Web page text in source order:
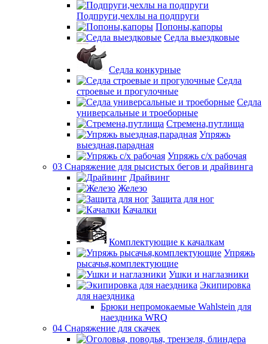
Подпруги,чехлы на подпруги
Попоны,капоры
Седла выездковые
Седла конкурные
Седла
строевые и прогулочные
Седла
универсальные и троеборные
Стремена,путлища
Упряжь
выездная,парадная
Упряжь с/х рабочая
03 Снаряжение для рысистых бегов и драйвинга
Драйвинг
Железо
Защита для ног
Качалки
Комплектующие к качалкам
Упряжь
рысачья,комплектующие
Ушки и наглазники
Экипировка
для наездника
Брюки непромокаемые Wahlstein для
наездника WRQ
04 Снаряжение для скачек